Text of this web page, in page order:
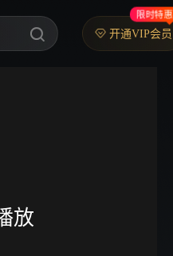
开通VIP会员
限时特惠
放